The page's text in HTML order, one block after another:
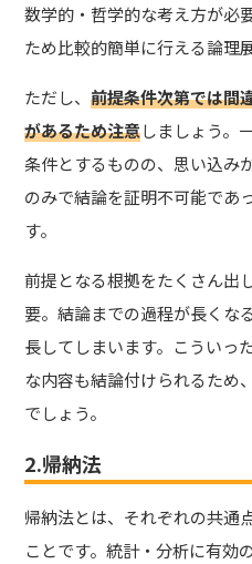
数学的・哲学的な考え方が必
ため比較的簡単に行える論理
ただし、前提条件次第では間
があるため注意しましょう。
条件とするものの、思い込み
のみで結論を証明不可能であ
す。
前提となる根拠をたくさん出
要。結論までの過程が長くな
長してしまいます。こういっ
な内容も結論付けられるため
でしょう。
2.帰納法
帰納法とは、それぞれの共通
ことです。統計・分析に有効